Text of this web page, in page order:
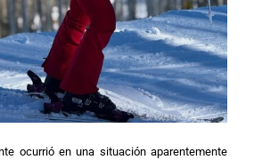
ocurrió en una situación aparentemente